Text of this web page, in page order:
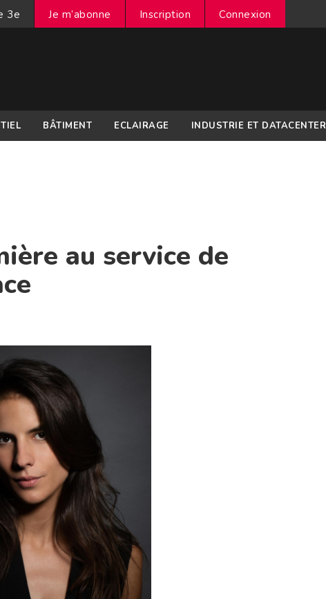
3e Je m’abonne Inscription Connexion
BÂTIMENT ECLAIRAGE INDUSTRIE ET DATACENTER
au service de